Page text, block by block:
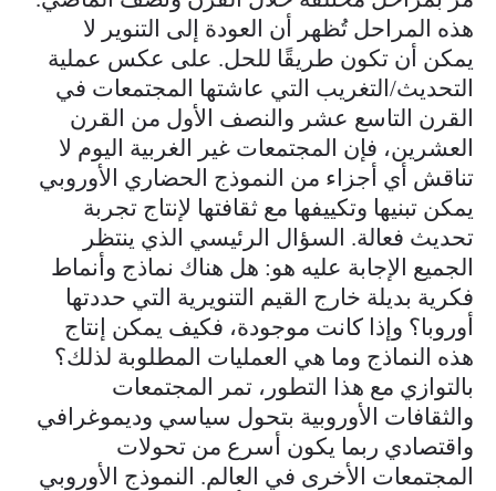
هذه المراحل تُظهر أن العودة إلى التنوير لا
يمكن أن تكون طريقًا للحل. على عكس عملية
التحديث/التغريب التي عاشتها المجتمعات في
القرن التاسع عشر والنصف الأول من القرن
العشرين، فإن المجتمعات غير الغربية اليوم لا
تناقش أي أجزاء من النموذج الحضاري الأوروبي
يمكن تبنيها وتكييفها مع ثقافتها لإنتاج تجربة
تحديث فعالة. السؤال الرئيسي الذي ينتظر
الجميع الإجابة عليه هو: هل هناك نماذج وأنماط
فكرية بديلة خارج القيم التنويرية التي حددتها
أوروبا؟ وإذا كانت موجودة، فكيف يمكن إنتاج
هذه النماذج وما هي العمليات المطلوبة لذلك؟
بالتوازي مع هذا التطور، تمر المجتمعات
والثقافات الأوروبية بتحول سياسي وديموغرافي
واقتصادي ربما يكون أسرع من تحولات
المجتمعات الأخرى في العالم. النموذج الأوروبي